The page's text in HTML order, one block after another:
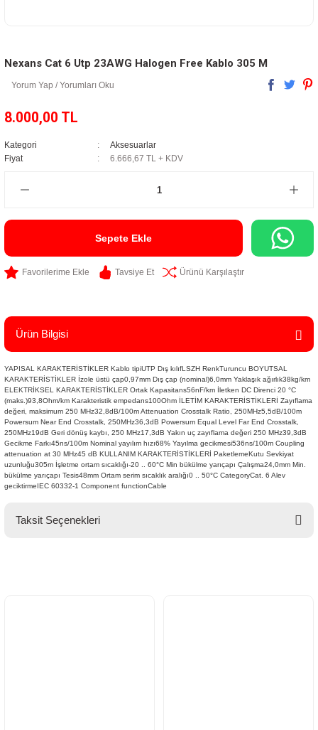
Nexans Cat 6 Utp 23AWG Halogen Free Kablo 305 M
Yorum Yap / Yorumları Oku
8.000,00 TL
Kategori
Aksesuarlar
Fiyat
6.666,67 TL + KDV
Sepete Ekle
Tavsiye Et Ürünü Karşılaştır
Ürün Bilgisi
YAPISAL KARAKTERİSTİKLER Kablo tipiUTP Dış kılıfLSZH RenkTuruncu BOYUTSAL
KARAKTERİSTİKLER İzole üstü çap0,97mm Dış çap (nominal)6,0mm Yaklaşık ağırlık38kg/km
ELEKTRİKSEL KARAKTERİSTİKLER Ortak Kapasitans56nF/km İletken DC Direnci 20 °C
(maks.)93,8Ohm/km Karakteristik empedans100Ohm İLETİM KARAKTERİSTİKLERİ Zayıflama
değeri, maksimum 250 MHz32,8dB/100m Attenuation Crosstalk Ratio, 250MHz5,5dB/100m
Powersum Near End Crosstalk, 250MHz36,3dB Powersum Equal Level Far End Crosstalk,
250MHz19dB Geri dönüş kaybı, 250 MHz17,3dB Yakın uç zayıflama değeri 250 MHz39,3dB
Gecikme Farkı45ns/100m Nominal yayılım hızı68% Yayılma gecikmesi536ns/100m Coupling
attenuation at 30 MHz45 dB KULLANIM KARAKTERİSTİKLERİ PaketlemeKutu Sevkiyat
uzunluğu305m İşletme ortam sıcaklığı-20 .. 60°C Min bükülme yarıçapı Çalışma24,0mm Min.
bükülme yarıçapı Tesis48mm Ortam serim sıcaklık aralığı0 .. 50°C CategoryCat. 6 Alev
geciktirmeIEC 60332-1 Component functionCable
Taksit Seçenekleri